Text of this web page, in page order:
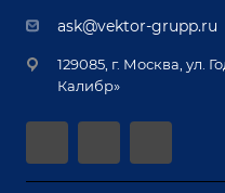
Документы
Специализированные
Позиционеры и вращатели
Гарантия
автоматизации
ask@vektor-grupp.ru
129085, г. Москва, ул.
Калибр»